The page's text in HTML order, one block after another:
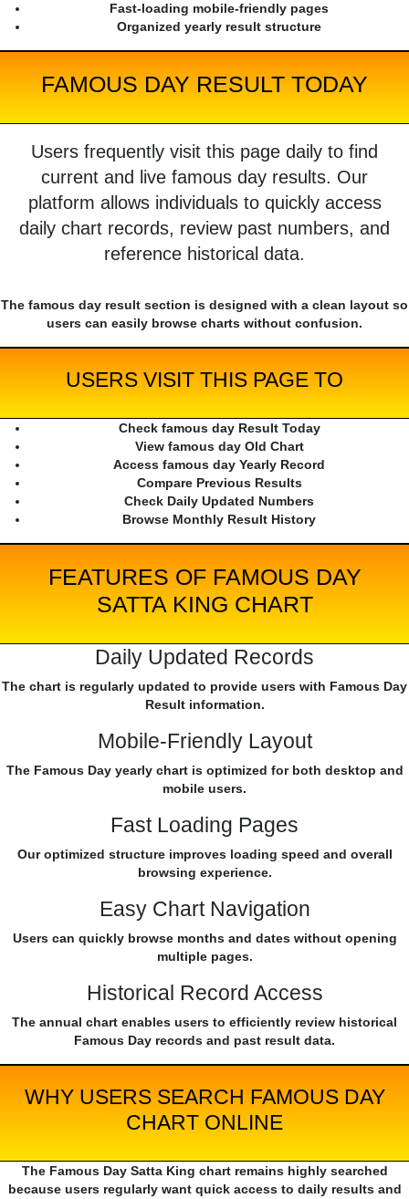
Fast-loading mobile-friendly pages
Organized yearly result structure
FAMOUS DAY RESULT TODAY
Users frequently visit this page daily to find
current and live famous day results. Our
platform allows individuals to quickly access
daily chart records, review past numbers, and
reference historical data.
The famous day result section is designed with a clean layout so
users can easily browse charts without confusion.
USERS VISIT THIS PAGE TO
Check famous day Result Today
View famous day Old Chart
Access famous day Yearly Record
Compare Previous Results
Check Daily Updated Numbers
Browse Monthly Result History
FEATURES OF FAMOUS DAY
SATTA KING CHART
Daily Updated Records
The chart is regularly updated to provide users with Famous Day
Result information.
Mobile-Friendly Layout
The Famous Day yearly chart is optimized for both desktop and
mobile users.
Fast Loading Pages
Our optimized structure improves loading speed and overall
browsing experience.
Easy Chart Navigation
Users can quickly browse months and dates without opening
multiple pages.
Historical Record Access
The annual chart enables users to efficiently review historical
Famous Day records and past result data.
WHY USERS SEARCH FAMOUS DAY
CHART ONLINE
The Famous Day Satta King chart remains highly searched
because users regularly want quick access to daily results and